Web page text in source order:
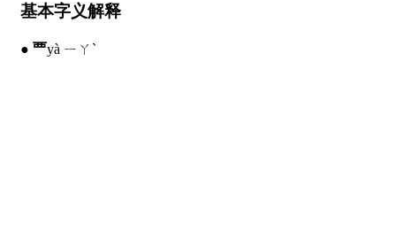
基本字义解释
覀yà ㄧㄚˋ